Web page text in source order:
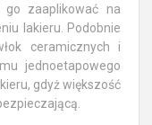
zaaplikować na
lakieru. Podobnie
ceramicznych i
jednoetapowego
gdyż większość